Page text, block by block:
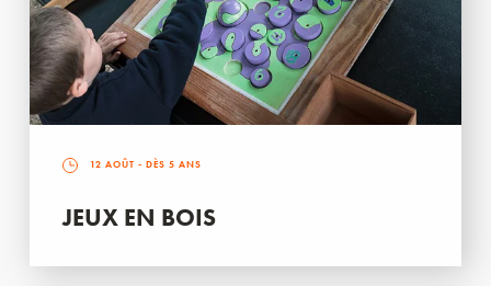
12 AOÛT - DÈS 5 ANS
JEUX EN BOIS